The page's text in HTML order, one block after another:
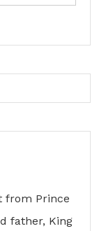
from Prince
father, King